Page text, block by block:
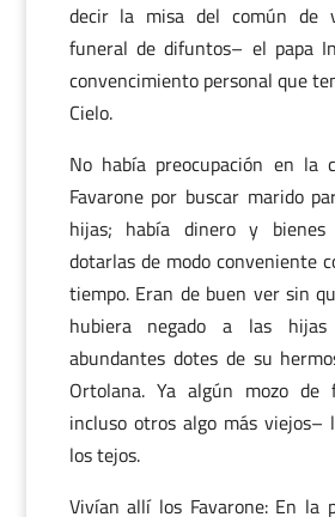
decir la misa del común de
funeral de difuntos– el papa
convencimiento personal que
Cielo.
No había preocupación en la
Favarone por buscar marido
hijas; había dinero y bienes
dotarlas de modo conveniente
tiempo. Eran de buen ver sin
hubiera negado a las
abundantes dotes de su
Ortolana. Ya algún mozo
incluso otros algo más viejos–
los tejos.
Vivían allí los Favarone: En la